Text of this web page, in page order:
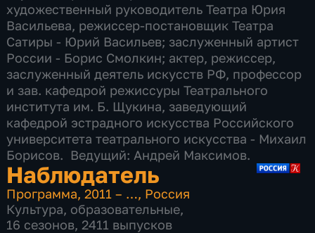
художественный руководитель Театра Юрия
Васильева, режиссер-постановщик Театра
Сатиры - Юрий Васильев; заслуженный артист
России - Борис Смолкин; актер, режиссер,
заслуженный деятель искусств РФ, профессор
и зав. кафедрой режиссуры Театрального
института им. Б. Щукина, заведующий
кафедрой эстрадного искусства Российского
университета театрального искусства - Михаил
Борисов. Ведущий: Андрей Максимов.
Наблюдатель
Программа,2011 – …, Россия
Культура, образовательные,
16 сезонов, 2411 выпусков